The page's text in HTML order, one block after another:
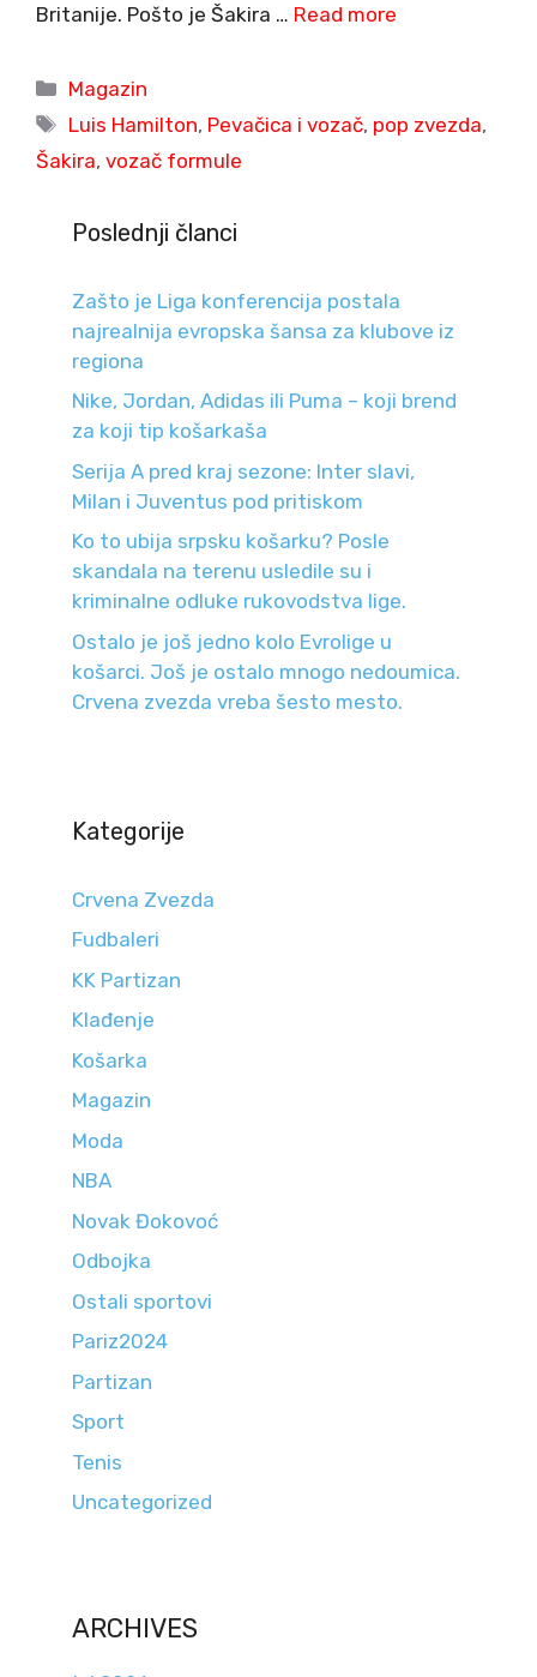
Britanije. Pošto je Šakira … Read more
Categories
Magazin
Tags
Luis Hamilton, Pevačica i vozač, pop zvezda,
Šakira, vozač formule
Poslednji članci
Zašto je Liga konferencija postala
najrealnija evropska šansa za klubove iz
regiona
Nike, Jordan, Adidas ili Puma – koji brend
za koji tip košarkaša
Serija A pred kraj sezone: Inter slavi,
Milan i Juventus pod pritiskom
Ko to ubija srpsku košarku? Posle
skandala na terenu usledile su i
kriminalne odluke rukovodstva lige.
Ostalo je još jedno kolo Evrolige u
košarci. Još je ostalo mnogo nedoumica.
Crvena zvezda vreba šesto mesto.
Kategorije
Crvena Zvezda
Fudbaleri
KK Partizan
Klađenje
Košarka
Magazin
Moda
NBA
Novak Đokovoć
Odbojka
Ostali sportovi
Pariz2024
Partizan
Sport
Tenis
Uncategorized
ARCHIVES